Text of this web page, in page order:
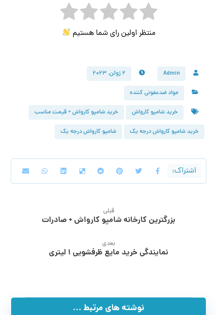
منتظر اولین رای شما هستیم
Admin ۲ ژوئن, ۲۰۲۳
مواد ضدعفونی کننده
خرید شامپو کارواش خرید شامپو کارواش + قیمت مناسب
خرید شامپو کارواش درجه یک شامپو کارواش درجه یک
قبلی
بزرگترین کارخانه شامپو کارواش + صادرات
بعدی
نمایندگی خرید مایع ظرفشویی ۱ لیتری
نوشته های مرتبط ...